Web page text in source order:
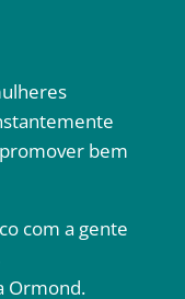
bem
com a gente
Ormond.